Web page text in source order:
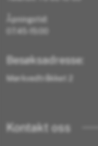
Åpningstid:
Besøksadresse:
Mørkvedtråkket 2
Kontakt oss